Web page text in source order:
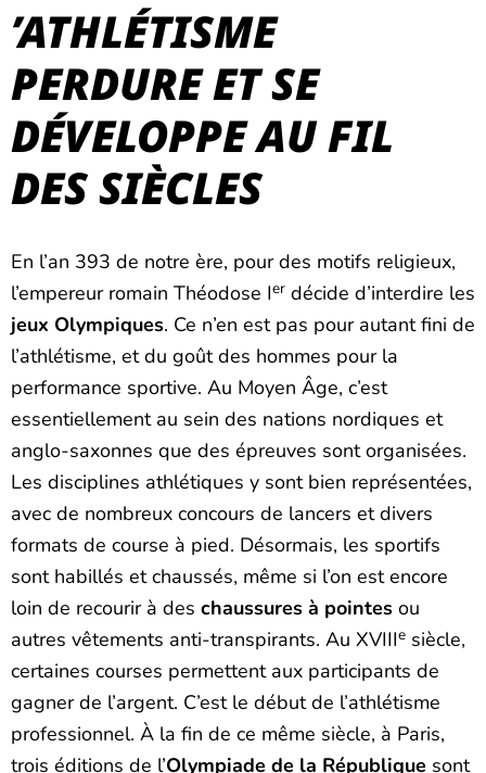
’ATHLÉTISME
PERDURE ET SE
DÉVELOPPE AU FIL
DES SIÈCLES
En l’an 393 de notre ère, pour des motifs religieux,
l’empereur romain Théodose Ier décide d’interdire les
jeux Olympiques. Ce n’en est pas pour autant fini de
l’athlétisme, et du goût des hommes pour la
performance sportive. Au Moyen Âge, c’est
essentiellement au sein des nations nordiques et
anglo-saxonnes que des épreuves sont organisées.
Les disciplines athlétiques y sont bien représentées,
avec de nombreux concours de lancers et divers
formats de course à pied. Désormais, les sportifs
sont habillés et chaussés, même si l’on est encore
loin de recourir à des chaussures à pointes ou
autres vêtements anti-transpirants. Au XVIIIe siècle,
certaines courses permettent aux participants de
gagner de l’argent. C’est le début de l’athlétisme
professionnel. À la fin de ce même siècle, à Paris,
trois éditions de l’Olympiade de la République sont